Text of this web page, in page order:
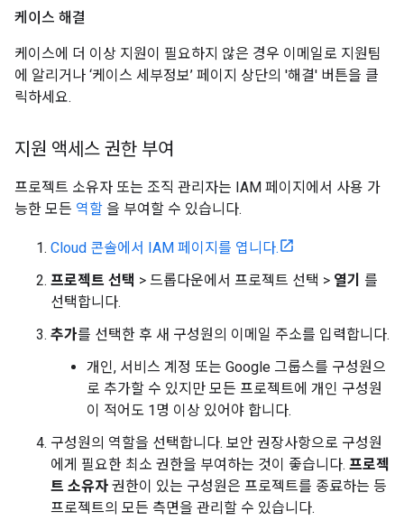
케이스 해결
케이스에 더 이상 지원이 필요하지 않은 경우 이메일로 지원팀
에 알리거나 ‘케이스 세부정보’ 페이지 상단의 '해결' 버튼을 클
릭하세요.
지원 액세스 권한 부여
프로젝트 소유자 또는 조직 관리자는 IAM 페이지에서 사용 가
능한 모든 역할 을 부여할 수 있습니다.
Cloud 콘솔에서 IAM 페이지를 엽니다.
프로젝트 선택 > 드롭다운에서 프로젝트 선택 > 열기 를
선택합니다.
추가를 선택한 후 새 구성원의 이메일 주소를 입력합니다.
개인, 서비스 계정 또는 Google 그룹스를 구성원으
로 추가할 수 있지만 모든 프로젝트에 개인 구성원
이 적어도 1명 이상 있어야 합니다.
구성원의 역할을 선택합니다. 보안 권장사항으로 구성원
에게 필요한 최소 권한을 부여하는 것이 좋습니다. 프로젝
트 소유자 권한이 있는 구성원은 프로젝트를 종료하는 등
프로젝트의 모든 측면을 관리할 수 있습니다.